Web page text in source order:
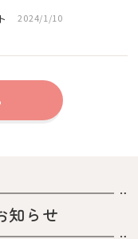
2024/1/10
知らせ